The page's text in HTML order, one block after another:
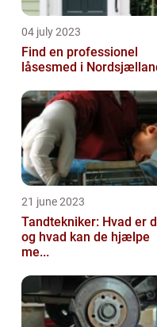
04 july 2023
Find en professionel
låsesmed i
21 june 2023
Tandtekniker: Hvad er
og hvad kan de hjælpe
me...